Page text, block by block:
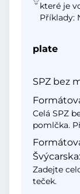
které je
Příklady:
plate
SPZ bez
Celá SPZ
pomlčka.
Švýcarska:
Zadejte
teček.